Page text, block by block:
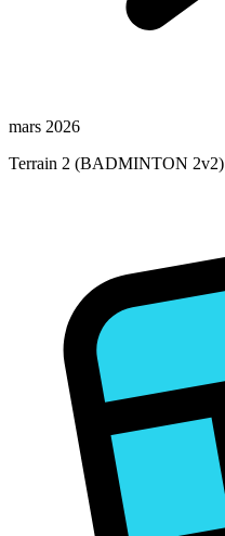
mars 2026
Terrain 2 (BADMINTON 2v2)